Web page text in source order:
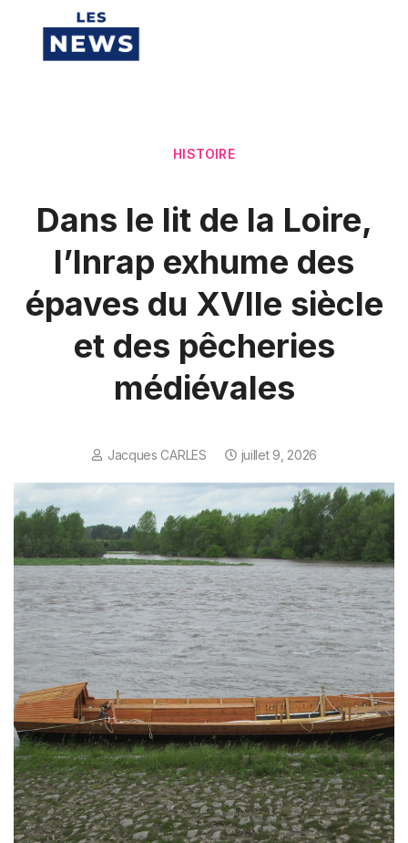
HISTOIRE
Dans le lit de la Loire,
l’Inrap exhume des
épaves du XVIIe siècle
et des pêcheries
médiévales
Jacques CARLES juillet 9, 2026